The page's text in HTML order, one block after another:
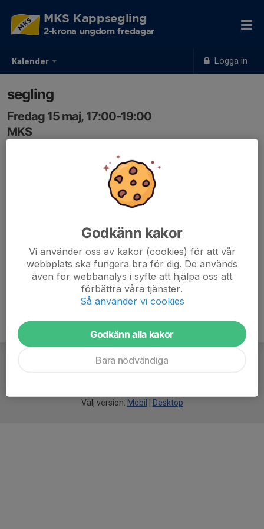
Kalender Logga in
MKS Kappsegling
2-krona ungdom fredagar
segling
Fredag 15 maj, 17:00-19:00
MKS
Samling: 17:00, MKS - bryggan
Välj version: Mobil Desktop
Godkänn kakor
Vi använder oss av kakor (cookies) för att vår
webbplats ska fungera bra för dig. De används
även för webbanalys i syfte att hjälpa oss att
förbättra våra tjänster.
Så använder vi cookies
Godkänn alla kakor
Bara nödvändiga